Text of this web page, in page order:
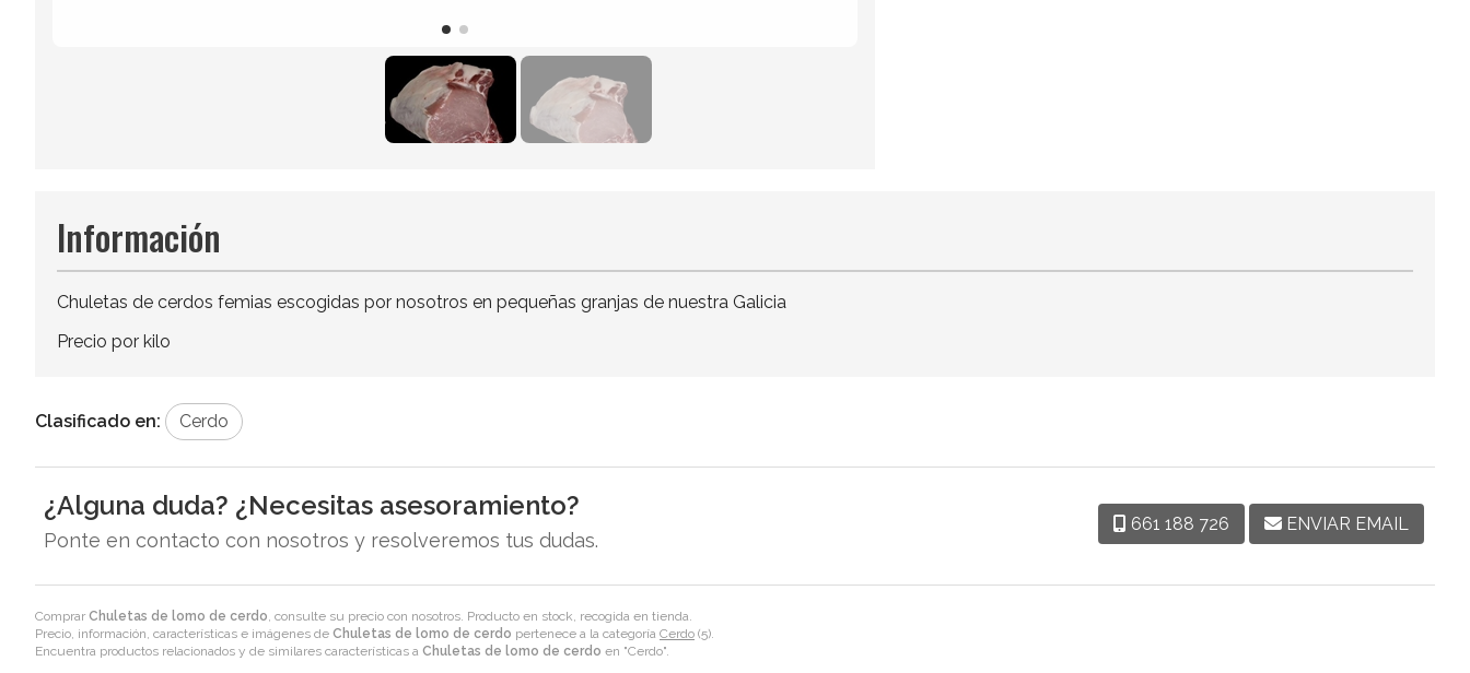
Comprar Chuletas de lomo de cerdo, consulte su precio con nosotros. Producto en stock, recogida en tienda.
Precio, información, características e imágenes de Chuletas de lomo de cerdo pertenece a la categoría Cerdo (5).
Encuentra productos relacionados y de similares características a Chuletas de lomo de cerdo en "Cerdo".
Información
Chuletas de cerdos femias escogidas por nosotros en pequeñas granjas de nuestra Galicia
Precio por kilo
Clasificado en: Cerdo
¿Alguna duda? ¿Necesitas asesoramiento?
Ponte en contacto con nosotros y resolveremos tus dudas.
661 188 726 ENVIAR EMAIL